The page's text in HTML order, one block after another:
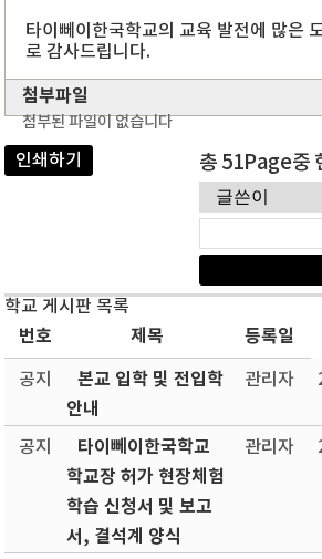
타이뻬이한국학교의 교육 발전에 많은
로 감사드립니다.
첨부파일
첨부된 파일이 없습니다
인쇄하기 총 51Page중
학교 게시판 목록
번호 제목 등록일
공지
본교 입학 및 전입학
안내
관리자
공지
타이뻬이한국학교
학교장 허가 현장체험
학습 신청서 및 보고
서, 결석계 양식
관리자